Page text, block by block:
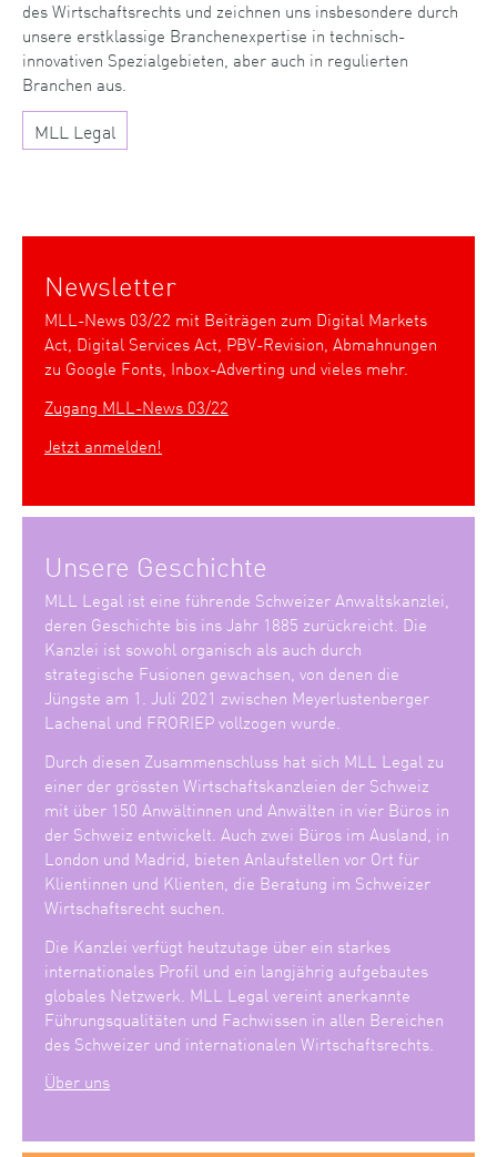
des Wirtschaftsrechts und zeichnen uns insbesondere durch
unsere erstklassige Branchenexpertise in technisch-
innovativen Spezialgebieten, aber auch in regulierten
Branchen aus.
MLL Legal
Newsletter
MLL-News 03/22 mit Beiträgen zum Digital Markets
Act, Digital Services Act, PBV-Revision, Abmahnungen
zu Google Fonts, Inbox-Adverting und vieles mehr.
Zugang MLL-News 03/22
Jetzt anmelden!
Unsere Geschichte
MLL Legal ist eine führende Schweizer Anwaltskanzlei,
deren Geschichte bis ins Jahr 1885 zurückreicht. Die
Kanzlei ist sowohl organisch als auch durch
strategische Fusionen gewachsen, von denen die
Jüngste am 1. Juli 2021 zwischen Meyerlustenberger
Lachenal und FRORIEP vollzogen wurde.
Durch diesen Zusammenschluss hat sich MLL Legal zu
einer der grössten Wirtschaftskanzleien der Schweiz
mit über 150 Anwältinnen und Anwälten in vier Büros in
der Schweiz entwickelt. Auch zwei Büros im Ausland, in
London und Madrid, bieten Anlaufstellen vor Ort für
Klientinnen und Klienten, die Beratung im Schweizer
Wirtschaftsrecht suchen.
Die Kanzlei verfügt heutzutage über ein starkes
internationales Profil und ein langjährig aufgebautes
globales Netzwerk. MLL Legal vereint anerkannte
Führungsqualitäten und Fachwissen in allen Bereichen
des Schweizer und internationalen Wirtschaftsrechts.
Über uns